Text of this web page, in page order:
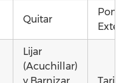
Quitar
Lijar
(Acuchillar)